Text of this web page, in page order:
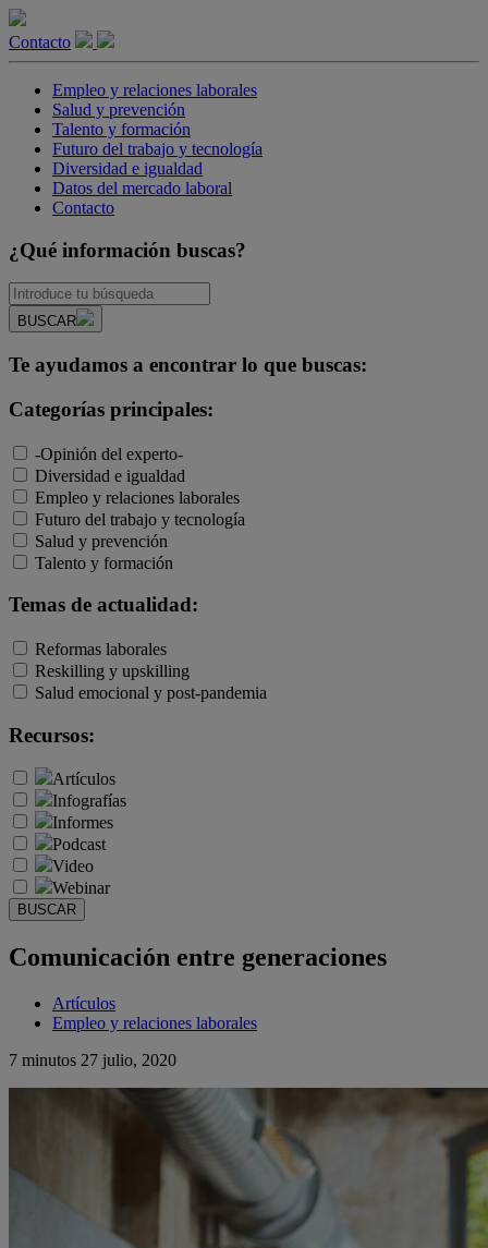
Contacto
Empleo y relaciones laborales
Salud y prevención
Talento y formación
Futuro del trabajo y tecnología
Diversidad e igualdad
Datos del mercado laboral
Contacto
¿Qué información buscas?
BUSCAR
Te ayudamos a encontrar lo que buscas:
Categorías principales:
-Opinión del experto-
Diversidad e igualdad
Empleo y relaciones laborales
Futuro del trabajo y tecnología
Salud y prevención
Talento y formación
Temas de actualidad:
Reformas laborales
Reskilling y upskilling
Salud emocional y post-pandemia
Recursos:
Artículos
Infografías
Informes
Podcast
Video
Webinar
BUSCAR
Comunicación entre generaciones
Artículos
Empleo y relaciones laborales
7 minutos 27 julio, 2020